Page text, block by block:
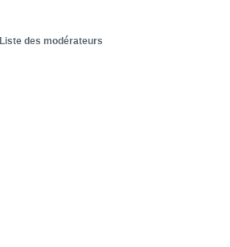
Liste des modérateurs